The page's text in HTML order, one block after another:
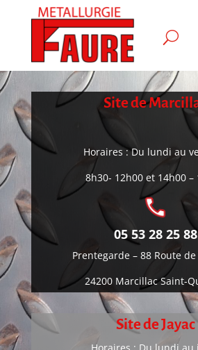
Site de
Horaires : Du lundi au
8h30- 12h00 et 14h00 –
05 53 28 25 88
Prentegarde –88 Route
24200 Marcillac Saint-
Site de Jayac